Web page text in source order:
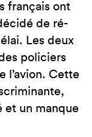
français ont
de ré-
Les deux
policiers
l’avion. Cette
et un manque